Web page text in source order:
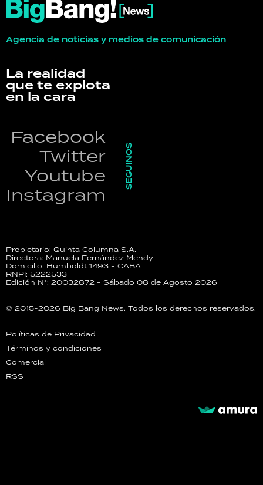
Agencia de noticias y medios de comunicación
La realidad
que te explota
en la cara
Facebook
Twitter
Youtube
Instagram
SEGUINOS
Propietario: Quinta Columna S.A.
Directora: Manuela Fernández Mendy
Domicilio: Humboldt 1493 - CABA
RNPI: 5222533
Edición N°: 20032872 - Sábado 08 de Agosto 2026
© 2015-2026 Big Bang News. Todos los derechos reservados.
Políticas de Privacidad
Términos y condiciones
Comercial
RSS